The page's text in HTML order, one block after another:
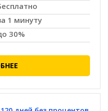
1 минуту
30%